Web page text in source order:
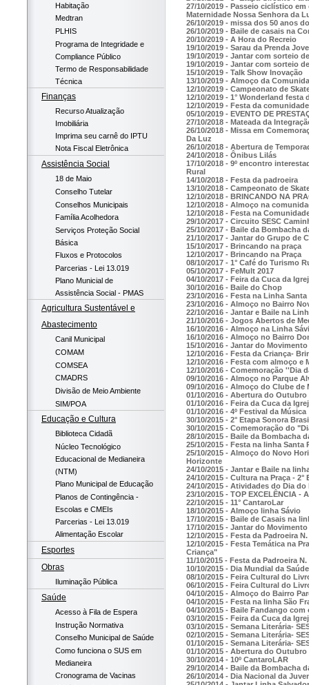
Habitação
Medtran
PLHIS
Programa de Integridade e
Compliance Público
Termo de Responsabilidade
Técnica
Finanças
Recurso Atualização
Imobiliária
Imprima seu carnê do IPTU
Nota Fiscal Eletrônica
Assistência Social
18 de Maio
Conselho Tutelar
Conselhos Municipais
Família Acolhedora
Serviços Proteção Social
Básica
Fluxos e Protocolos
Parcerias - Lei 13.019
Plano Municial de
Assistência Social - PMAS
Agricultura Sustentável e
Abastecimento
Canil Municipal
COMAM
COMSEA
CMADRS
Divisão de Meio Ambiente
SIM/POA
Educação e Cultura
Biblioteca Cidadã
Núcleo Tecnológico
Educacional de Medianeira
(NTM)
Plano Municipal de Educação
Planos de Contingência -
Escolas e CMEIs
Parcerias - Lei 13.019
Alimentação Escolar
Esportes
Obras
Iluminação Pública
Saúde
Acesso à Fila de Espera
Instrução Normativa
Conselho Municipal de Saúde
Como funciona o SUS em
Medianeira
Cronograma de Vacinas
27/10/2019 - Passeio ciclístico
Maternidade Nossa Senhora da
26/10/2019 - missa dos 50 anos
26/10/2019 - Baile de casais na
20/10/2019 - A Hora do Recreio
19/10/2019 - Sarau da Prenda
19/10/2019 - Jantar com sorteio
19/10/2019 - Jantar com sorteio
15/10/2019 - Talk Show Inovação
13/10/2019 - Almoço da
12/10/2019 - Campeonato de
12/10/2019 - 1° Wonderland
12/10/2019 - Festa da
05/10/2019 - EVENTO DE
27/10/2018 - Mateada da
26/10/2018 - Missa em
Da Luz
26/10/2018 - Abertura de
24/10/2018 - Ônibus Lilás
17/10/2018 - 9º encontro
Rural
14/10/2018 - Festa da padroeira
13/10/2018 - Campeonato de
12/10/2018 - BRINCANDO NA
12/10/2018 - Almoço na
12/10/2018 - Festa na
29/10/2017 - Circuito SESC
25/10/2017 - Baile da Bombacha
21/10/2017 - Jantar do Grupo de
15/10/2017 - Brincando na praça
12/10/2017 - Brincando na Praça
08/10/2017 - 1° Café do Turismo
05/10/2017 - FeMult 2017
04/10/2017 - Feira da Cuca da
30/10/2016 - Baile do Chop
23/10/2016 - Festa na Linha Santa
23/10/2016 - Almoço no Bairro
22/10/2016 - Jantar e Baile na
21/10/2016 - Jogos Abertos de
16/10/2016 - Almoço na Linha
16/10/2016 - Almoço no Bairro
15/10/2016 - Jantar do
12/10/2016 - Festa da Criança-
12/10/2016 - Festa com almoço e
12/10/2016 - Comemoração ''Dia
09/10/2016 - Almoço no Parque
09/10/2016 - Almoço do Clube de
01/10/2016 - Abertura do Outubro
01/10/2016 - Feira da Cuca da
01/10/2016 - 4º Festival da Música
30/10/2015 - 2° Etapa Sonora
30/10/2015 - Comemoração do
28/10/2015 - Baile da Bombacha
25/10/2015 - Festa na linha Santa
25/10/2015 - Almoço do Novo
Horizonte
24/10/2015 - Jantar e Baile na
24/10/2015 - Cultura na Praça - 2°
24/10/2015 - Atividades do Dia
23/10/2015 - TOP EXCELÊNCIA -
22/10/2015 - 11° CantaroLar
18/10/2015 - Almoço linha Sávio
17/10/2015 - Baile de Casais na
17/10/2015 - Jantar do
12/10/2015 - Festa da Padroeira
12/10/2015 - Festa Temática na
Criança"
11/10/2015 - Festa da Padroeira
10/10/2015 - Dia Mundial da
08/10/2015 - Feira Cultural do
06/10/2015 - Feira Cultural do
04/10/2015 - Almoço do Bairro
04/10/2015 - Festa na linha São
04/10/2015 - Baile Fandango com
03/10/2015 - Feira da Cuca da
03/10/2015 - Semana Literária-
02/10/2015 - Semana Literária-
01/10/2015 - Semana Literária-
01/10/2015 - Abertura do Outubro
30/10/2014 - 10º CantaroLAR
29/10/2014 - Baile da Bombacha
26/10/2014 - Dia Nacional da